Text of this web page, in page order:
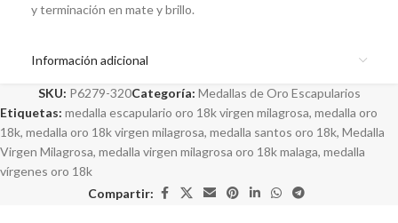
y terminación en mate y brillo.
Información adicional
SKU: P6279-320Categoría: Medallas de Oro Escapularios
Etiquetas: medalla escapulario oro 18k virgen milagrosa, medalla oro
18k, medalla oro 18k virgen milagrosa, medalla santos oro 18k, Medalla
Virgen Milagrosa, medalla virgen milagrosa oro 18k malaga, medalla
vírgenes oro 18k
Compartir: